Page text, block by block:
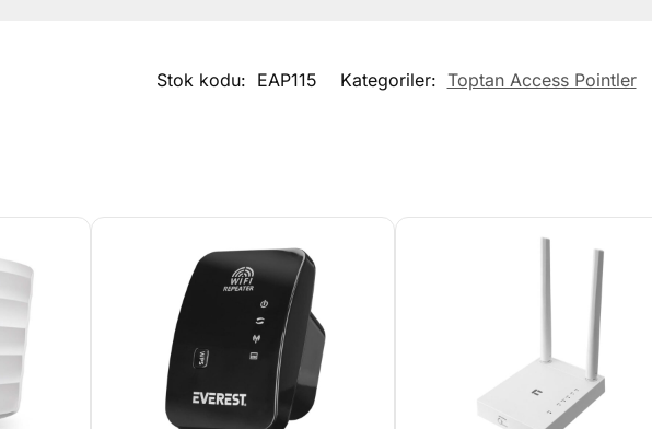
Stok kodu: EAP115 Kategoriler: Toptan Access Pointler